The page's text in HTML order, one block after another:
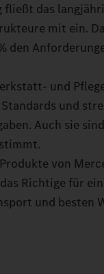
fließt das
mit ein.
den
und
und
Auch sie
von
Richtige für
und besten